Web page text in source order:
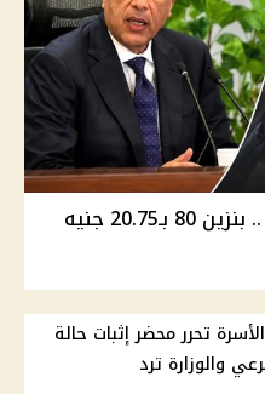
أسعار الوقود في مصر اليوم .. بنزين 80 بـ20.75 جنيه
ريم.. الأسرة تحرر محضر إثبات حالة
والوزارة ترد